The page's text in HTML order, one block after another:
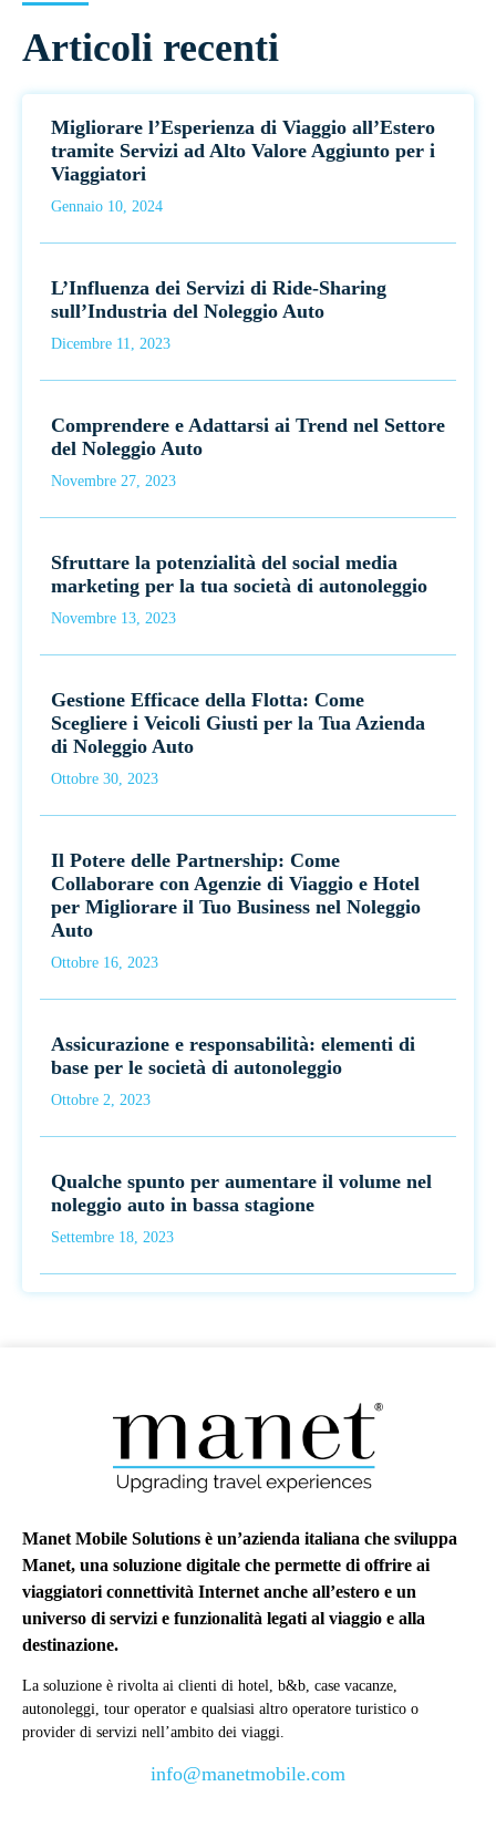
Articoli recenti
Migliorare l’Esperienza di Viaggio all’Estero
tramite Servizi ad Alto Valore Aggiunto per i
Viaggiatori
Gennaio 10, 2024
L’Influenza dei Servizi di Ride-Sharing
sull’Industria del Noleggio Auto
Dicembre 11, 2023
Comprendere e Adattarsi ai Trend nel Settore
del Noleggio Auto
Novembre 27, 2023
Sfruttare la potenzialità del social media
marketing per la tua società di autonoleggio
Novembre 13, 2023
Gestione Efficace della Flotta: Come
Scegliere i Veicoli Giusti per la Tua Azienda
di Noleggio Auto
Ottobre 30, 2023
Il Potere delle Partnership: Come
Collaborare con Agenzie di Viaggio e Hotel
per Migliorare il Tuo Business nel Noleggio
Auto
Ottobre 16, 2023
Assicurazione e responsabilità: elementi di
base per le società di autonoleggio
Ottobre 2, 2023
Qualche spunto per aumentare il volume nel
noleggio auto in bassa stagione
Settembre 18, 2023
Manet Mobile Solutions è un’azienda italiana che sviluppa
Manet, una soluzione digitale che permette di offrire ai
viaggiatori connettività Internet anche all’estero e un
universo di servizi e funzionalità legati al viaggio e alla
destinazione.
La soluzione è rivolta ai clienti di hotel, b&b, case vacanze,
autonoleggi, tour operator e qualsiasi altro operatore turistico o
provider di servizi nell’ambito dei viaggi.
info@manetmobile.com